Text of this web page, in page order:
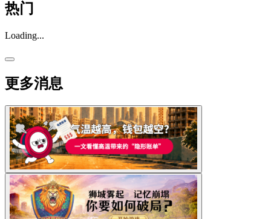
热门
Loading...
更多消息